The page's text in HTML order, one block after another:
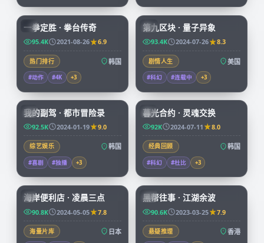
KR
96:07
一拳定胜 · 拳台传奇
95.4K 2021-08-26 6.9
热门排行 韩国
#动作 #4K +3
CN
99:49
第九区块 · 量子异象
93.4K 2024-07-26 8.3
剧情人生 美国
#科幻 #连载中 +3
KR
56:16
我的副驾 · 都市冒险录
92.5K 2024-01-19 9.0
综艺娱乐 韩国
#喜剧 #独播 +3
KR
暮光合约 · 灵魂交换
92K 2024-07-11 8.0
经典回顾 韩国
#科幻 #杜比 +3
JP
52:28
海岸便利店 · 凌晨三点
90.8K 2024-05-05 7.8
海量片库 日本
HK
99:41
黑帮往事 · 江湖余波
90.6K 2023-03-25 7.9
悬疑推理 香港